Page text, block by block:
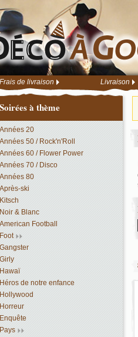
Frais de livraison Livraison
Soirées à thème
Années 20
Années 50 / Rock'n'Roll
Années 60 / Flower Power
Années 70 / Disco
Années 80
Après-ski
Kitsch
Noir & Blanc
American Football
Foot
Gangster
Girly
Hawaï
Héros de notre enfance
Hollywood
Horreur
Enquête
Pays